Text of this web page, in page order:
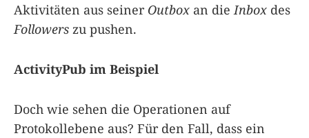
Aktivitäten aus seiner Outbox an die Inbox des
Followers zu pushen.
ActivityPub im Beispiel
Doch wie sehen die Operationen auf
Protokollebene aus? Für den Fall, dass ein